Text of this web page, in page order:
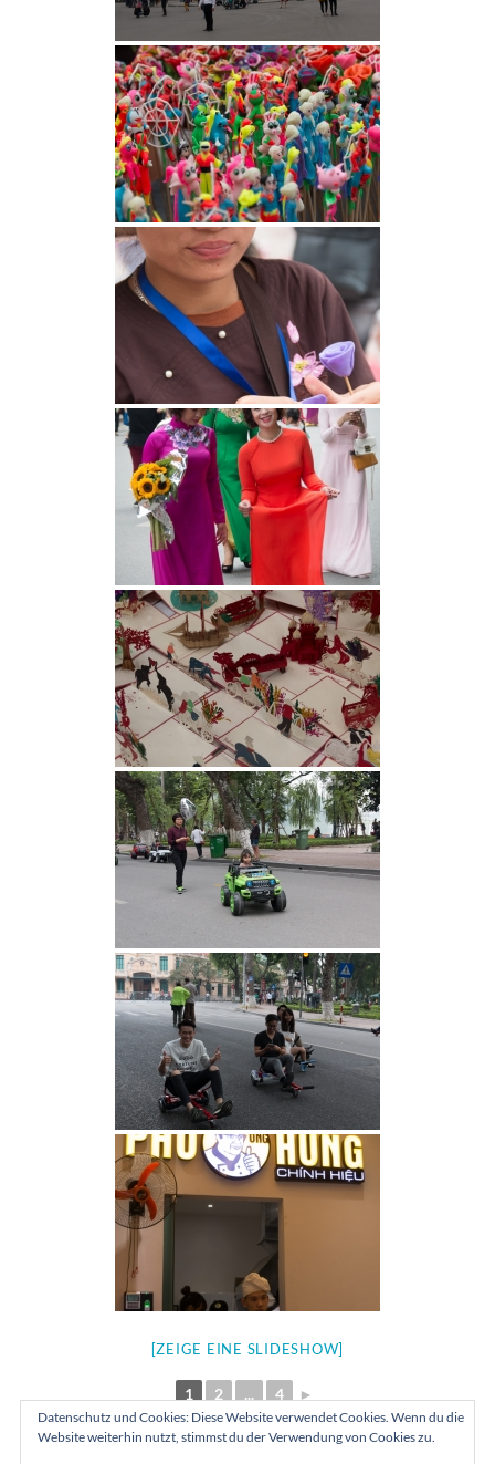
[ZEIGE EINE SLIDESHOW]
1 2 ... 4 ►
Datenschutz und Cookies: Diese Website verwendet Cookies. Wenn du die
Website weiterhin nutzt, stimmst du der Verwendung von Cookies zu.